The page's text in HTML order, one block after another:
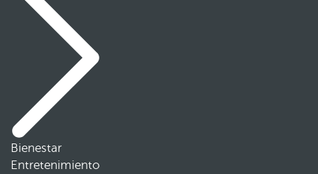
Bienestar
Entretenimiento